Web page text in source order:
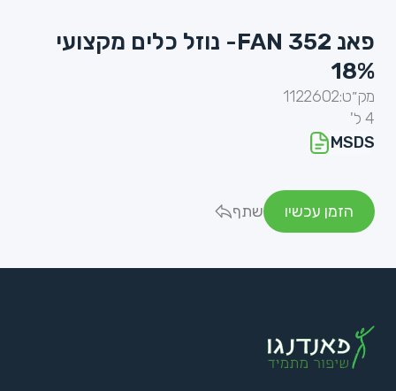
פאנ FAN 352- נוזל כלים מקצועי
18%
מק״ט:1122602
4 ל'
MSDS
הזמן עכשיו שתף